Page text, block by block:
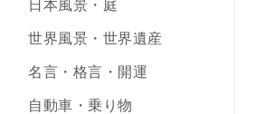
日本風景・庭
世界風景・世界遺産
名言・格言・開運
自動車・乗り物